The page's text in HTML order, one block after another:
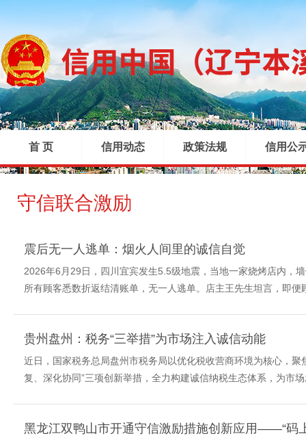
首 页
|
信用动态 政策法规 信用公
守信联合激励
震后无一人逃单：烟火人间里的诚信自觉
2026年6月29日，四川宜宾发生5.5级地震，当地一家烧烤店内，
所有顾客悉数折返结清账单，无一人逃单。店主王先生坦言，即
贵州盘州：税务“三举措”为市场注入诚信动能
近日，国家税务总局盘州市税务局以优化税收营商环境为核心，
复、深化协同”三项创新举措，全力构建诚信纳税生态体系，为市
黑龙江双鸭山市开通守信激励措施创新应用——“码